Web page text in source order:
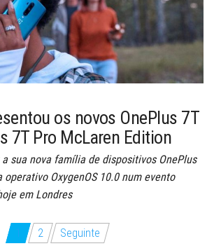
os novos OnePlus 7T
7T Pro McLaren Edition
sua nova família de dispositivos OnePlus
operativo OxygenOS 10.0 num evento
em Londres
1 2 Seguinte